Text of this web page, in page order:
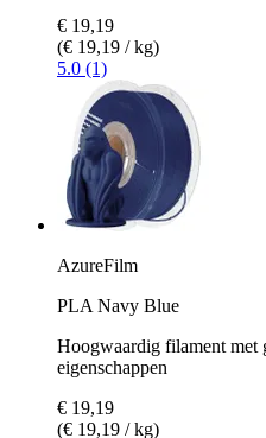
€ 19,19
(€ 19,19 / kg)
5.0 (1)
AzureFilm
PLA Navy Blue
Hoogwaardig filament met
eigenschappen
€ 19,19
(€ 19,19 / kg)